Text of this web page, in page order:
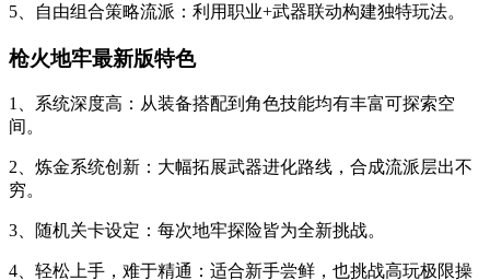
5、自由组合策略流派：利用职业+武器联动构建独特玩法。
枪火地牢最新版特色
1、系统深度高：从装备搭配到角色技能均有丰富可探索空
间。
2、炼金系统创新：大幅拓展武器进化路线，合成流派层出不
穷。
3、随机关卡设定：每次地牢探险皆为全新挑战。
4、轻松上手，难于精通：适合新手尝鲜，也挑战高玩极限操